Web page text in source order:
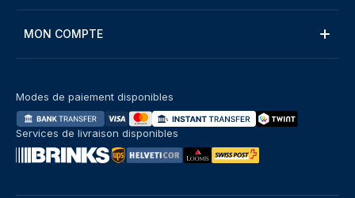
MON COMPTE
Modes de paiement disponibles
Services de livraison disponibles